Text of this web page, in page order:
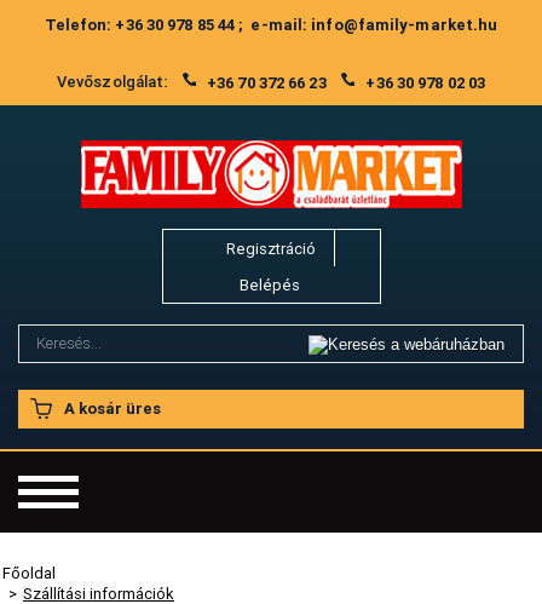
Telefon: +36 30 978 85 44 ; e-mail: info@family-market.hu
Vevőszolgálat: +36 70 372 66 23 +36 30 978 02 03
Regisztráció
Belépés
A kosár üres
Főoldal
> Szállítási információk